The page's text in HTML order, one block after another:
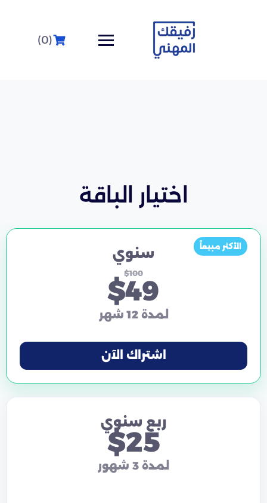
(0)
اختيار الباقة
الأكثر مبيعاً سنوي
$100
$49
لمدة 12 شهر
اشتراك الآن
ربع سنوي
$25
لمدة 3 شهور